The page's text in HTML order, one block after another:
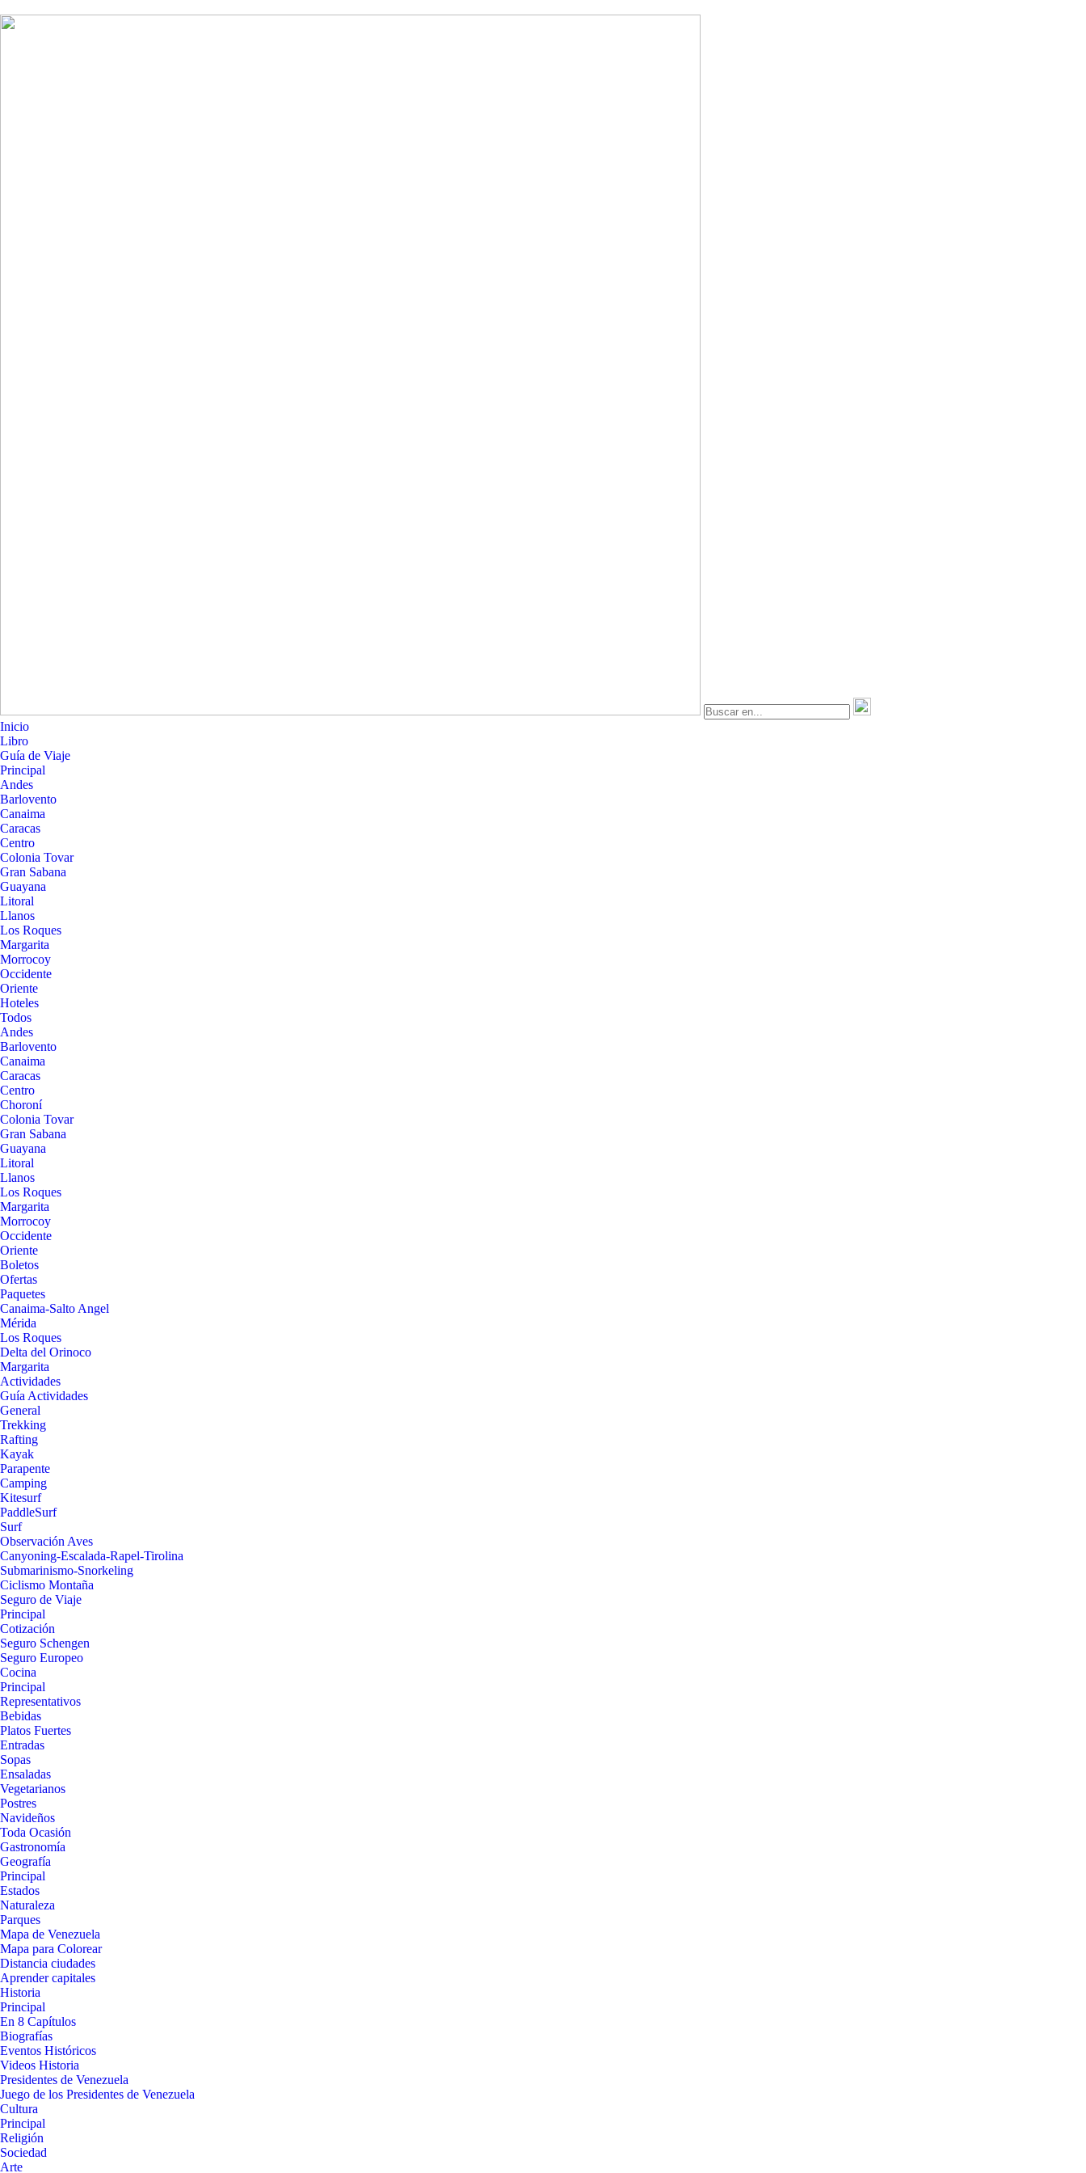
Inicio
Libro
Guía de Viaje
Principal
Andes
Barlovento
Canaima
Caracas
Centro
Colonia Tovar
Gran Sabana
Guayana
Litoral
Llanos
Los Roques
Margarita
Morrocoy
Occidente
Oriente
Hoteles
Todos
Andes
Barlovento
Canaima
Caracas
Centro
Choroní
Colonia Tovar
Gran Sabana
Guayana
Litoral
Llanos
Los Roques
Margarita
Morrocoy
Occidente
Oriente
Boletos
Ofertas
Paquetes
Canaima-Salto Angel
Mérida
Los Roques
Delta del Orinoco
Margarita
Actividades
Guía Actividades
General
Trekking
Rafting
Kayak
Parapente
Camping
Kitesurf
PaddleSurf
Surf
Observación Aves
Canyoning-Escalada-Rapel-Tirolina
Submarinismo-Snorkeling
Ciclismo Montaña
Seguro de Viaje
Principal
Cotización
Seguro Schengen
Seguro Europeo
Cocina
Principal
Representativos
Bebidas
Platos Fuertes
Entradas
Sopas
Ensaladas
Vegetarianos
Postres
Navideños
Toda Ocasión
Gastronomía
Geografía
Principal
Estados
Naturaleza
Parques
Mapa de Venezuela
Mapa para Colorear
Distancia ciudades
Aprender capitales
Historia
Principal
En 8 Capítulos
Biografías
Eventos Históricos
Videos Historia
Presidentes de Venezuela
Juego de los Presidentes de Venezuela
Cultura
Principal
Religión
Sociedad
Arte